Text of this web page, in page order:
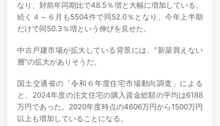
なり、対前年同期比で48.5％増と大幅に増加している。
続く４～６月も5504件で同52.0％となり、今年上半期
だけで同50.3％増という伸びを見せた。
中古戸建市場が拡大している背景には、”新築買えない
層”の拡大がありそうだ。
国土交通省の「令和６年度住宅市場動向調査」による
と、2024年度の注文住宅の購入資金総額の平均は6188
万円であった。2020年度時点の4606万円から1500万円
以上も増加していることになる。